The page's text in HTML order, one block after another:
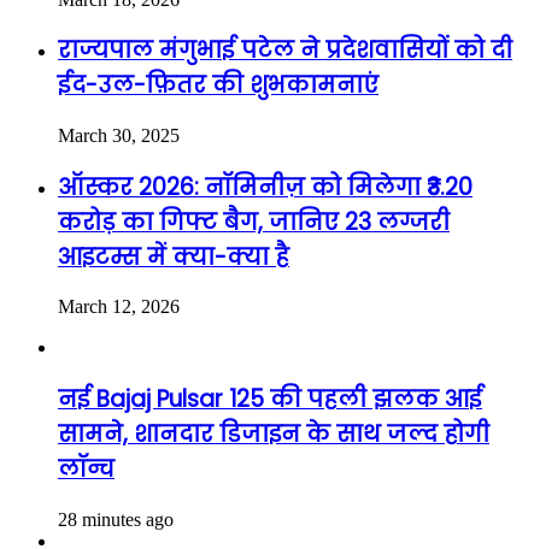
राज्यपाल मंगुभाई पटेल ने प्रदेशवासियों को दी
ईद-उल-फ़ितर की शुभकामनाएं
March 30, 2025
ऑस्कर 2026: नॉमिनीज़ को मिलेगा ₹3.20
करोड़ का गिफ्ट बैग, जानिए 23 लग्जरी
आइटम्स में क्या-क्या है
March 12, 2026
नई Bajaj Pulsar 125 की पहली झलक आई
सामने, शानदार डिजाइन के साथ जल्द होगी
लॉन्च
28 minutes ago